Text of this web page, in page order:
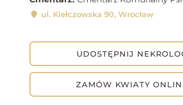
ul. Kiełczowska 90, Wrocław
UDOSTĘPNIJ
ZAMÓW KWIATY